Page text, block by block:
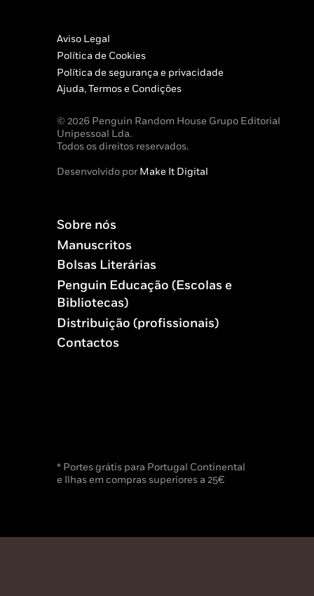
Aviso Legal
Política de Cookies
Política de segurança e privacidade
Ajuda, Termos e Condições
© 2026 Penguin Random House Grupo Editorial
Unipessoal Lda.
Todos os direitos reservados.
Desenvolvido porMake It Digital
Sobre nós
Manuscritos
Bolsas Literárias
Penguin Educação (Escolas e
Bibliotecas)
Distribuição (profissionais)
Contactos
* Portes grátis para Portugal Continental
e Ilhas em compras superiores a 25€